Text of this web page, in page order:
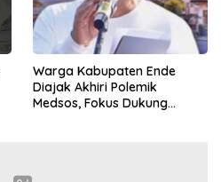
Warga Kabupaten Ende
Diajak Akhiri Polemik
Medsos, Fokus Dukung